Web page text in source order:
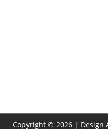
Copyright © 2026 | Design